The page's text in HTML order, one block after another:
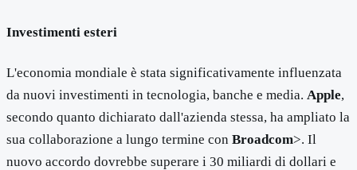
Investimenti esteri
L'economia mondiale è stata significativamente influenzata
da nuovi investimenti in tecnologia, banche e media. Apple,
secondo quanto dichiarato dall'azienda stessa, ha ampliato la
sua collaborazione a lungo termine con Broadcom>. Il
nuovo accordo dovrebbe superare i 30 miliardi di dollari e